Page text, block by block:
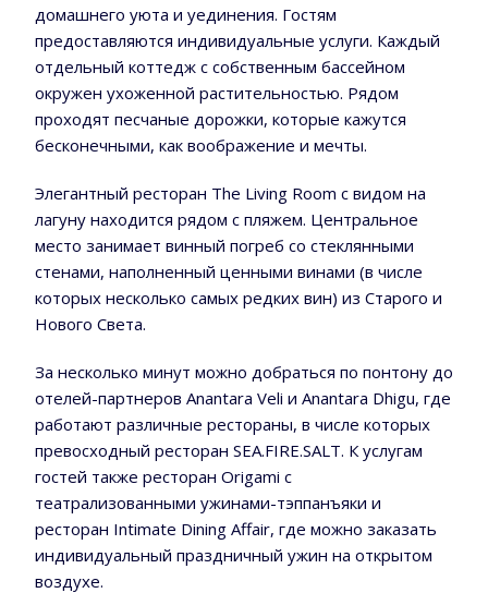
домашнего уюта и уединения. Гостям
предоставляются индивидуальные услуги. Каждый
отдельный коттедж с собственным бассейном
окружен ухоженной растительностью. Рядом
проходят песчаные дорожки, которые кажутся
бесконечными, как воображение и мечты.
Элегантный ресторан The Living Room с видом на
лагуну находится рядом с пляжем. Центральное
место занимает винный погреб со стеклянными
стенами, наполненный ценными винами (в числе
которых несколько самых редких вин) из Старого и
Нового Света.
За несколько минут можно добраться по понтону до
отелей-партнеров Anantara Veli и Anantara Dhigu, где
работают различные рестораны, в числе которых
превосходный ресторан SEA.FIRE.SALT. К услугам
гостей также ресторан Origami с
театрализованными ужинами-тэппанъяки и
ресторан Intimate Dining Affair, где можно заказать
индивидуальный праздничный ужин на открытом
воздухе.